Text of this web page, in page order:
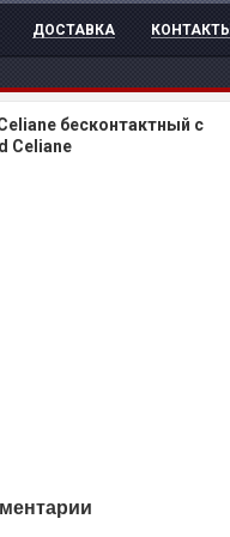
ДОСТАВКА КОНТАКТЫ
бесконтактный с
Celiane